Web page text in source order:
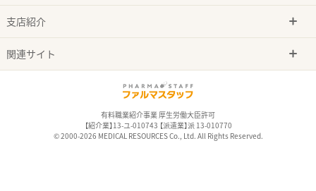
支店紹介
関連サイト
有料職業紹介事業 厚生労働大臣許可
【紹介業】13-ユ-010743 【派遣業】派 13-010770
© 2000-2026 MEDICAL RESOURCES Co., Ltd. All Rights Reserved.